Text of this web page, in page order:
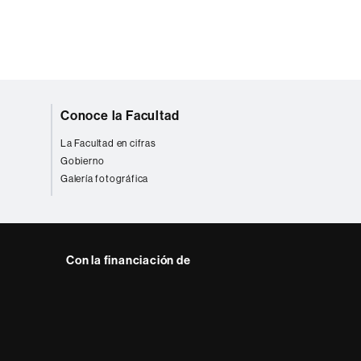
Conoce la Facultad
La Facultad en cifras
Gobierno
Galería fotográfica
Con la financiación de